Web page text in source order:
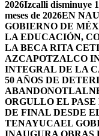
2026Izcalli disminuye
meses de 2026EN
GOBIERNO DE
LA EDUCACIÓN,
LA BECA RITA
AZCAPOTZALCO
INTEGRAL DE LA
50 AÑOS DE
ABANDONO
ORGULLO EL
DE FINAL DESDE
TENAYUCAEL
INAUGURA OBRAS